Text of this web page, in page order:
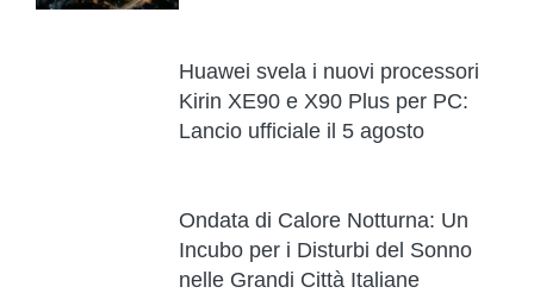
Huawei svela i nuovi processori
Kirin XE90 e X90 Plus per PC:
Lancio ufficiale il 5 agosto
Ondata di Calore Notturna: Un
Incubo per i Disturbi del Sonno
nelle Grandi Città Italiane